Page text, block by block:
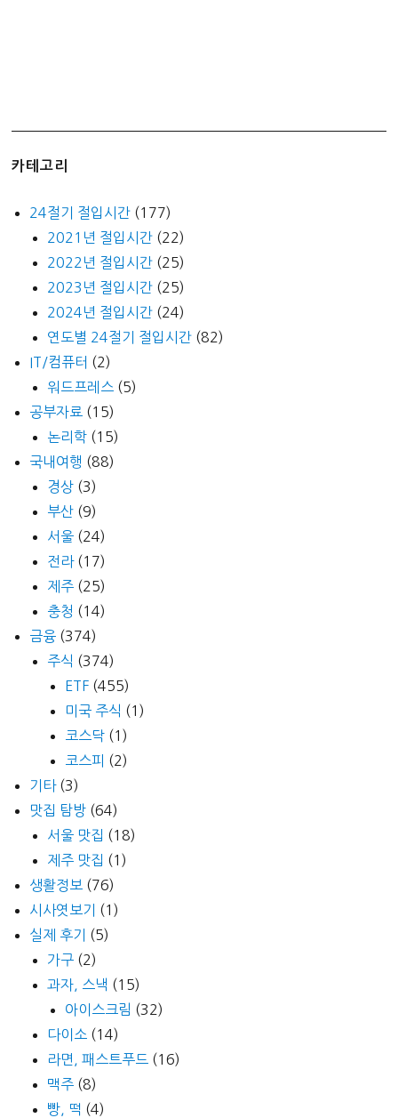
카테고리
24절기 절입시간 (177)
2021년 절입시간 (22)
2022년 절입시간 (25)
2023년 절입시간 (25)
2024년 절입시간 (24)
연도별 24절기 절입시간 (82)
IT/컴퓨터 (2)
워드프레스 (5)
공부자료 (15)
논리학 (15)
국내여행 (88)
경상 (3)
부산 (9)
서울 (24)
전라(17)
제주 (25)
충청 (14)
금융 (374)
주식 (374)
ETF (455)
미국 주식 (1)
코스닥 (1)
코스피 (2)
기타(3)
맛집 탐방 (64)
서울 맛집 (18)
제주 맛집 (1)
생활정보 (76)
시사엿보기
(1)
실제 후기
(5)
가구 (2)
과자, 스낵 (15)
아이스크림 (32)
다이소 (14)
라면, 패스트푸드 (16)
맥주 (8)
빵, 떡 (4)